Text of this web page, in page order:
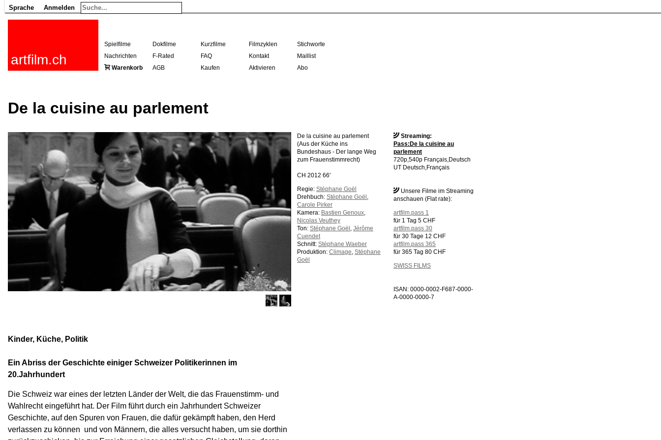
Sprache Anmelden
artfilm.ch
Spielfilme Dokfilme Kurzfilme Filmzyklen
Stichworte
Nachrichten
F-Rated FAQ Kontakt
Maillist
Warenkorb
AGB Kaufen Aktivieren Abo
De la cuisine au parlement
Streaming:
Pass:De la cuisine au
parlement
720p,540p Français,Deutsch
UT Deutsch,Français
Unsere Filme im Streaming
anschauen (Flat rate):
artfilm.pass 1
für 1 Tag 5 CHF
artfilm.pass 30
für 30 Tage 12 CHF
artfilm.pass 365
für 365 Tag 80 CHF
SWISS FILMS
ISAN: 0000-0002-F687-0000-
A-0000-0000-7
De la cuisine au parlement
(Aus der Küche ins
Bundeshaus - Der lange Weg
zum Frauenstimmrecht)
CH 2012 66'
Regie: Stéphane Goël
Drehbuch: Stéphane Goël
Carole Pirker
Kamera: Bastien Genoux
Nicolas Veuthey
Ton: Stéphane Goël Jérôme
Cuendet
Schnitt: Stéphane Waeber
Produktion: Climage Stéphane
Goël
Kinder, Küche, Politik
Ein Abriss der Geschichte einiger Schweizer Politikerinnen im
20.Jahrhundert
Die Schweiz war eines der letzten Länder der Welt, die das Frauenstimm- und
Wahlrecht eingeführt hat. Der Film führt durch ein Jahrhundert Schweizer
Geschichte, auf den Spuren von Frauen, die dafür gekämpft haben, den Herd
verlassen zu können  und von Männern, die alles versucht haben, um sie dorthin
216.73.217.101